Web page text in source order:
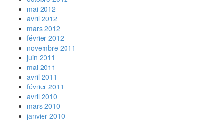
mai 2012
avril 2012
mars 2012
février 2012
novembre 2011
juin 2011
mai 2011
avril 2011
février 2011
avril 2010
mars 2010
janvier 2010